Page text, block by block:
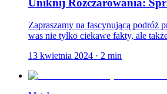
Uniknij Rozczarowania:
Zapraszamy na fascynującą podróż
was nie tylko ciekawe fakty, ale
13 kwietnia 2024 · 2 min